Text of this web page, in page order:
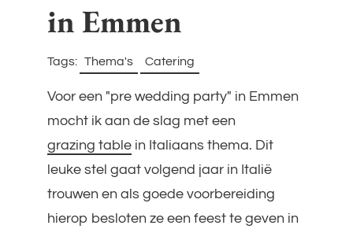
in Emmen
Tags: Filters
Thema's
Filters
Catering
Voor een "pre wedding party" in Emmen
mocht ik aan de slag met een
grazing table in Italiaans thema. Dit
leuke stel gaat volgend jaar in Italië
trouwen en als goede voorbereiding
hierop besloten ze een feest te geven in